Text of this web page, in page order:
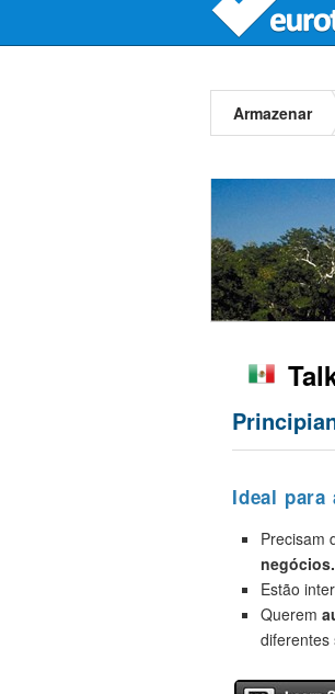
Armazenar
Ideal para
Precisam
negócios.
Estão
Querem
diferentes